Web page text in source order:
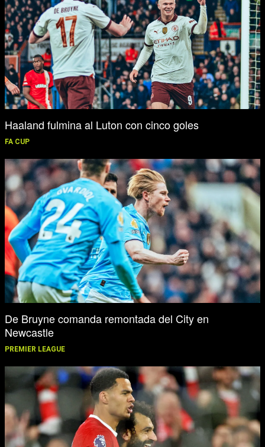
Haaland fulmina al Luton con cinco goles
FA CUP
De Bruyne comanda remontada del City en
Newcastle
PREMIER LEAGUE